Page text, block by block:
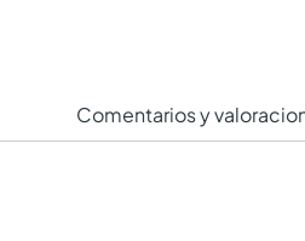
Comentarios y